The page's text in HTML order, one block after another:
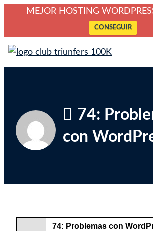
MEJOR HOSTING
CONSEGUIR
Saltar
Club Triunfers
Club de Emprendedores Online
74:
con
74: Problemas con